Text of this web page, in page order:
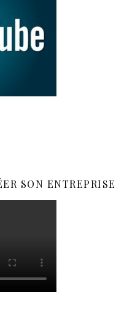
SON ENTREPRISE